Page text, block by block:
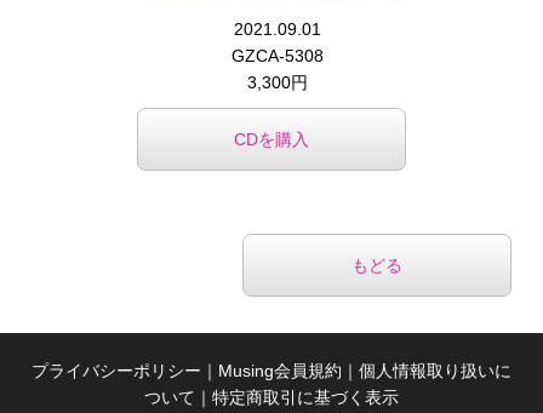
2021.09.01
GZCA-5308
3,300円
CDを購入
もどる
プライバシーポリシー ｜ Musing会員規約 ｜ 個人情報取り扱いに
ついて ｜ 特定商取引に基づく表示